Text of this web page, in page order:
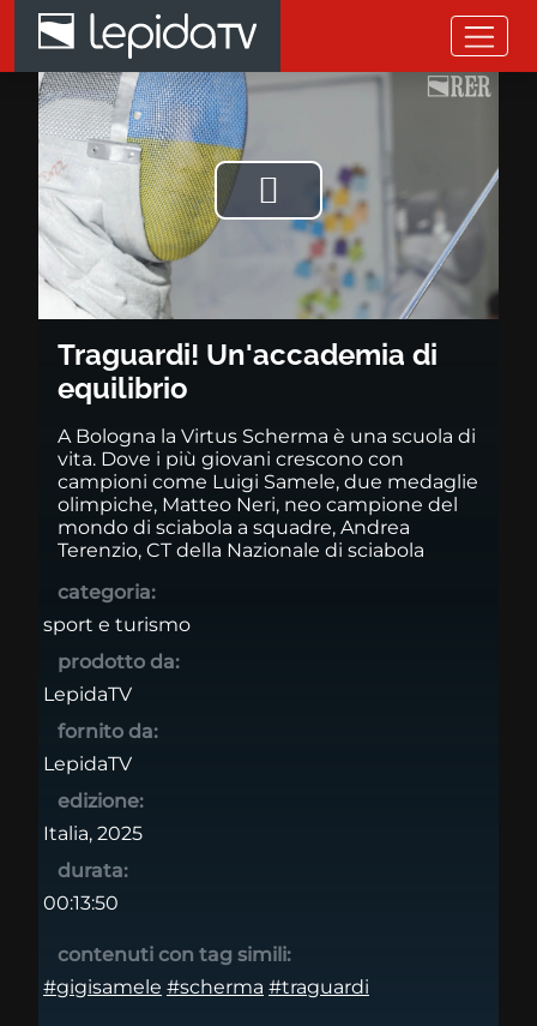
Salta al contenuto principale
Traguardi! Un'accademia di
Riprodurre
video
Traguardi! Un'accademia di
equilibrio
A Bologna la Virtus Scherma è una scuola di
vita. Dove i più giovani crescono con
campioni come Luigi Samele, due medaglie
olimpiche, Matteo Neri, neo campione del
mondo di sciabola a squadre, Andrea
Terenzio, CT della Nazionale di sciabola
categoria:
sport e turismo
prodotto da:
LepidaTV
fornito da:
LepidaTV
edizione:
Italia, 2025
durata:
00:13:50
contenuti con tag simili:
#gigisamele #scherma #traguardi